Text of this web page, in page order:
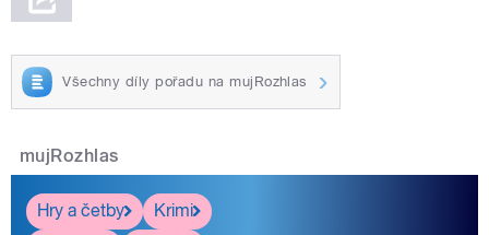
Všechny díly pořadu na mujRozhlas
mujRozhlas
Hry a četby
Krimi